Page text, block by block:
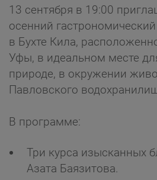
13 сентября в 19:00
осенний
в Бухте Кила,
Уфы, в идеальном месте
природе, в окружении
Павловского
В программе:
Три курса изысканных
Азата Баязитова.